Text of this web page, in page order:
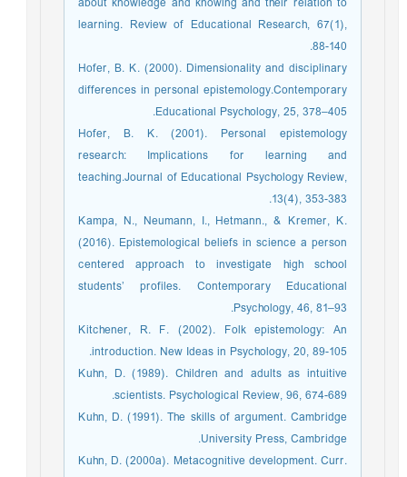
learning. Review of Educational Research, 67(1),
88-140.
Hofer, B. K. (2000). Dimensionality and disciplinary
differences in personal epistemology.Contemporary
Educational Psychology, 25, 378–405.
Hofer, B. K. (2001). Personal epistemology
research: Implications for learning and
teaching.Journal of Educational Psychology Review,
13(4), 353-383.
Kampa, N., Neumann, I., Hetmann., & Kremer, K.
(2016). Epistemological beliefs in science a person
centered approach to investigate high school
students’ profiles. Contemporary Educational
Psychology, 46, 81–93.
Kitchener, R. F. (2002). Folk epistemology: An
introduction. New Ideas in Psychology, 20, 89-105.
Kuhn, D. (1989). Children and adults as intuitive
scientists. Psychological Review, 96, 674-689.
Kuhn, D. (1991). The skills of argument. Cambridge
University Press, Cambridge.
Kuhn, D. (2000a). Metacognitive development. Curr.